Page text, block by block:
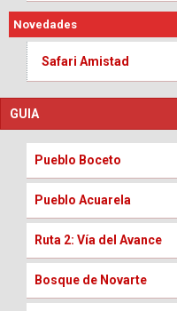
Novedades
Safari Amistad
GUIA
Pueblo Boceto
Pueblo Acuarela
Ruta 2: Vía del Avance
Bosque de Novarte